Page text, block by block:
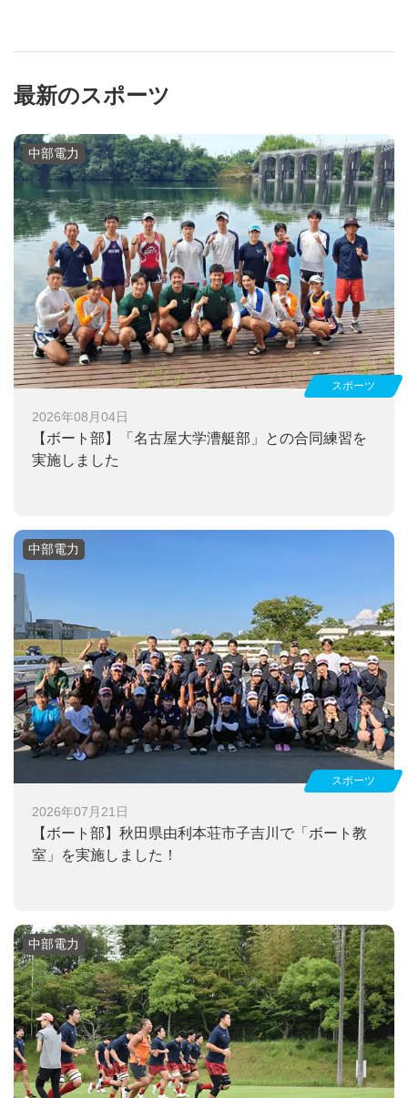
最新のスポーツ
2026年08月04日
【ボート部】
「名古屋大学漕艇部」との合同練習を
実施しました
スポーツ
中部電力
2026年07月21日
【ボート部】 秋田県由利本荘市子吉川で「ボート教
室」を実施しました！
スポーツ
中部電力
中部電力